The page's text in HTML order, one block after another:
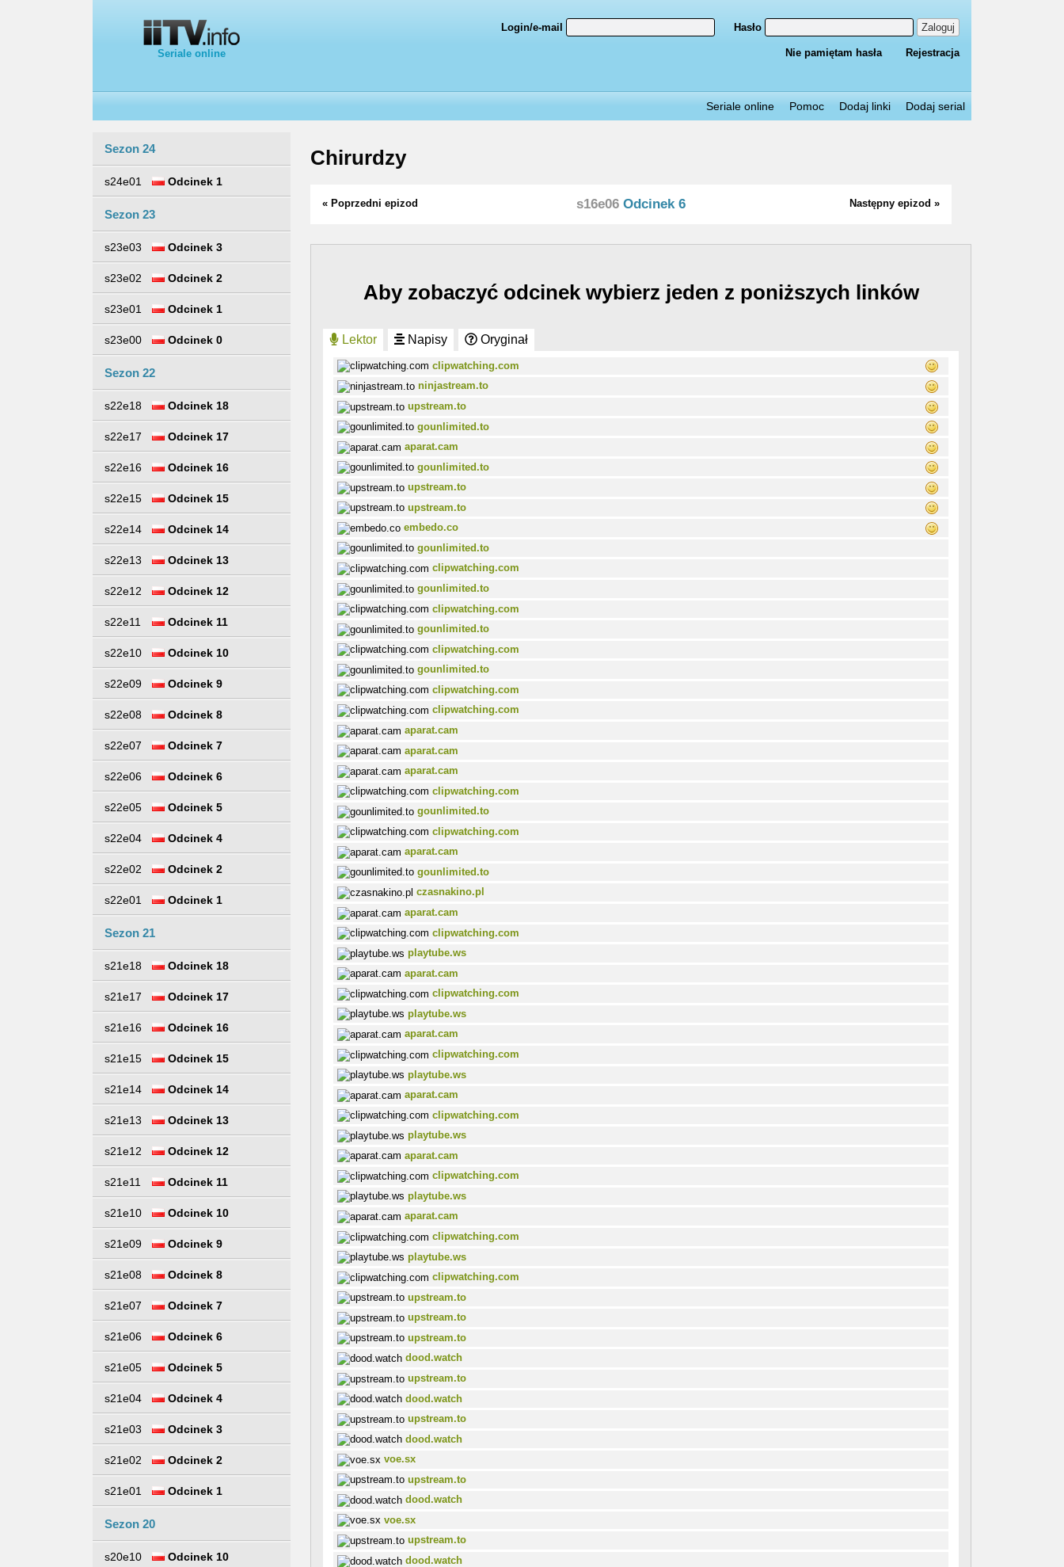
Seriale online
Login/e-mail Hasło Zaloguj
Nie pamiętam hasła Rejestracja
Seriale online Pomoc Dodaj linki Dodaj serial
Sezon 24
s24e01 Odcinek 1
Sezon 23
s23e03 Odcinek 3
s23e02 Odcinek 2
s23e01 Odcinek 1
s23e00 Odcinek 0
Sezon 22
s22e18 Odcinek 18
s22e17 Odcinek 17
s22e16 Odcinek 16
s22e15 Odcinek 15
s22e14 Odcinek 14
s22e13 Odcinek 13
s22e12 Odcinek 12
s22e11 Odcinek 11
s22e10 Odcinek 10
s22e09 Odcinek 9
s22e08 Odcinek 8
s22e07 Odcinek 7
s22e06 Odcinek 6
s22e05 Odcinek 5
s22e04 Odcinek 4
s22e02 Odcinek 2
s22e01 Odcinek 1
Sezon 21
s21e18 Odcinek 18
s21e17 Odcinek 17
s21e16 Odcinek 16
s21e15 Odcinek 15
s21e14 Odcinek 14
s21e13 Odcinek 13
s21e12 Odcinek 12
s21e11 Odcinek 11
s21e10 Odcinek 10
s21e09 Odcinek 9
s21e08 Odcinek 8
s21e07 Odcinek 7
s21e06 Odcinek 6
s21e05 Odcinek 5
s21e04 Odcinek 4
s21e03 Odcinek 3
s21e02 Odcinek 2
s21e01 Odcinek 1
Sezon 20
s20e10 Odcinek 10
Chirurdzy
« Poprzedni epizod Następny epizod »
s16e06 Odcinek 6
Aby zobaczyć odcinek wybierz jeden z poniższych linków
Lektor Napisy Oryginał
clipwatching.com
ninjastream.to
upstream.to
gounlimited.to
aparat.cam
gounlimited.to
upstream.to
upstream.to
embedo.co
gounlimited.to
clipwatching.com
gounlimited.to
clipwatching.com
gounlimited.to
clipwatching.com
gounlimited.to
clipwatching.com
clipwatching.com
aparat.cam
aparat.cam
aparat.cam
clipwatching.com
gounlimited.to
clipwatching.com
aparat.cam
gounlimited.to
czasnakino.pl
aparat.cam
clipwatching.com
playtube.ws
aparat.cam
clipwatching.com
playtube.ws
aparat.cam
clipwatching.com
playtube.ws
aparat.cam
clipwatching.com
playtube.ws
aparat.cam
clipwatching.com
playtube.ws
aparat.cam
clipwatching.com
playtube.ws
clipwatching.com
upstream.to
upstream.to
upstream.to
dood.watch
upstream.to
dood.watch
upstream.to
dood.watch
voe.sx
upstream.to
dood.watch
voe.sx
upstream.to
dood.watch